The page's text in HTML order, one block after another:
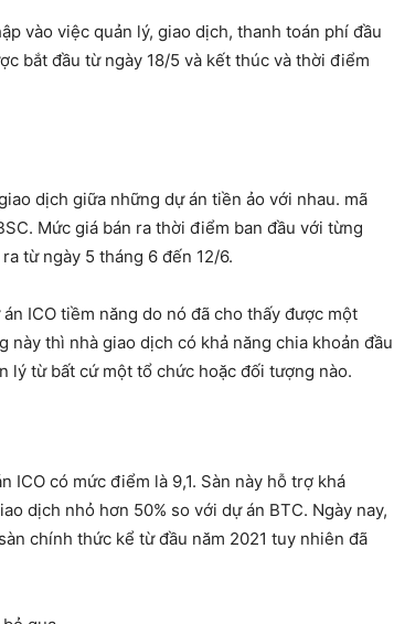
vào việc quản lý, giao dịch, thanh toán phí đầu
bắt đầu từ ngày 18/5 và kết thúc và thời điểm
dịch giữa những dự án tiền ảo với nhau. mã
Mức giá bán ra thời điểm ban đầu với từng
từ ngày 5 tháng 6 đến 12/6.
ICO tiềm năng do nó đã cho thấy được một
thì nhà giao dịch có khả năng chia khoản đầu
lý từ bất cứ một tổ chức hoặc đối tượng nào.
ICO có mức điểm là 9,1. Sàn này hỗ trợ khá
dịch nhỏ hơn 50% so với dự án BTC. Ngày nay,
chính thức kể từ đầu năm 2021 tuy nhiên đã